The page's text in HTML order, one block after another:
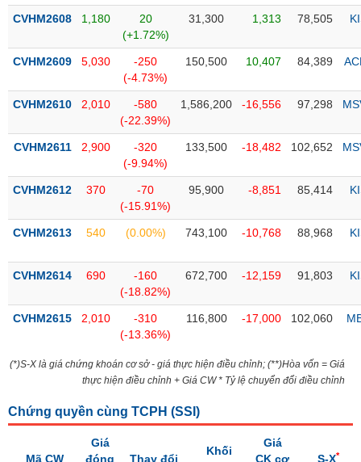
Cổ
Tổng
Giao
Tài
Phân
kỹ
thuật
Hồ
sơ
nghiệp
sự
CVHM2608 1,180
20
(+1.72%)
31,300 1,313 78,505
CVHM2609 5,030
-250
(-4.73%)
150,500 10,407 84,389
CVHM2610 2,010
-580
(-22.39%)
1,586,200 -16,556 97,298
CVHM2611 2,900
-320
(-9.94%)
133,500 -18,482 102,652
CVHM2612 370
-70
(-15.91%)
95,900 -8,851 85,414
CVHM2613 540 (0.00%) 743,100 -10,768 88,968
CVHM2614 690
-160
(-18.82%)
672,700 -12,159 91,803
CVHM2615 2,010
-310
(-13.36%)
116,800 -17,000 102,060
(*)S-X là giá chứng khoán cơ sở - giá thực hiện điều chỉnh; (**)Hòa vốn = Giá
thực hiện điều chỉnh + Giá CW * Tỷ lệ chuyển đổi điều chỉnh
Chứng quyền cùng TCPH (SSI )
Mã CW
Giá
đóng
Thay đổi
Khối
Giá
CK cơ
S-X*
TIN
MỚI
Ngành
VS-
NĂNG
LƯỢNG
NGUYÊN
CÔNG